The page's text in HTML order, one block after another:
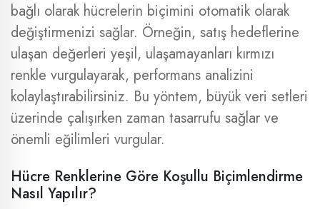
bağlı olarak hücrelerin biçimini otomatik olarak
değiştirmenizi sağlar. Örneğin, satış hedeflerine
ulaşan değerleri yeşil, ulaşamayanları kırmızı
renkle vurgulayarak, performans analizini
kolaylaştırabilirsiniz. Bu yöntem, büyük veri setleri
üzerinde çalışırken zaman tasarrufu sağlar ve
önemli eğilimleri vurgular.
Hücre Renklerine Göre Koşullu Biçimlendirme
Nasıl Yapılır?